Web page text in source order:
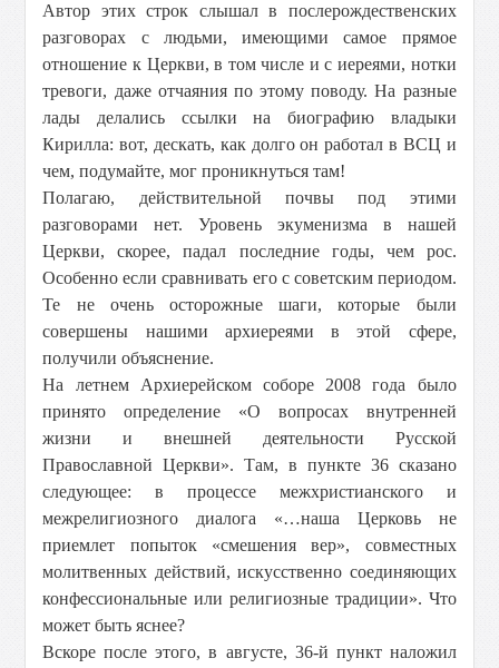
Автор этих строк слышал в послерождественских
разговорах с людьми, имеющими самое прямое
отношение к Церкви, в том числе и с иереями, нотки
тревоги, даже отчаяния по этому поводу. На разные
лады делались ссылки на биографию владыки
Кирилла: вот, дескать, как долго он работал в ВСЦ и
чем, подумайте, мог проникнуться там!
Полагаю, действительной почвы под этими
разговорами нет. Уровень экуменизма в нашей
Церкви, скорее, падал последние годы, чем рос.
Особенно если сравнивать его с советским периодом.
Те не очень осторожные шаги, которые были
совершены нашими архиереями в этой сфере,
получили объяснение.
На летнем Архиерейском соборе 2008 года было
принято определение «О вопросах внутренней
жизни и внешней деятельности Русской
Православной Церкви». Там, в пункте 36 сказано
следующее: в процессе межхристианского и
межрелигиозного диалога «…наша Церковь не
приемлет попыток «смешения вер», совместных
молитвенных действий, искусственно соединяющих
конфессиональные или религиозные традиции». Что
может быть яснее?
Вскоре после этого, в августе, 36-й пункт наложил